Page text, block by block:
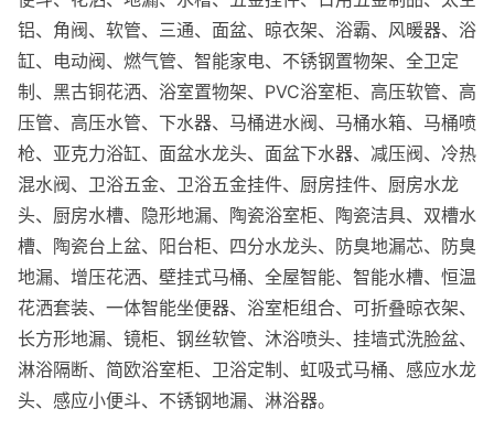
铝、角阀、软管、三通、面盆、晾衣架、浴霸、风暖器、浴
缸、电动阀、燃气管、智能家电、不锈钢置物架、全卫定
制、黑古铜花洒、浴室置物架、PVC浴室柜、高压软管、高
压管、高压水管、下水器、马桶进水阀、马桶水箱、马桶喷
枪、亚克力浴缸、面盆水龙头、面盆下水器、减压阀、冷热
混水阀、卫浴五金、卫浴五金挂件、厨房挂件、厨房水龙
头、厨房水槽、隐形地漏、陶瓷浴室柜、陶瓷洁具、双槽水
槽、陶瓷台上盆、阳台柜、四分水龙头、防臭地漏芯、防臭
地漏、增压花洒、壁挂式马桶、全屋智能、智能水槽、恒温
花洒套装、一体智能坐便器、浴室柜组合、可折叠晾衣架、
长方形地漏、镜柜、钢丝软管、沐浴喷头、挂墙式洗脸盆、
淋浴隔断、简欧浴室柜、卫浴定制、虹吸式马桶、感应水龙
头、感应小便斗、不锈钢地漏、淋浴器。